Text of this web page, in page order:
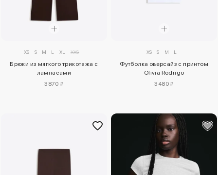
XS S M L XL XXS
Брюки из мягкого трикотажа с
лампасами
3870 ₽
XS S M L
Футболка оверсайз с принтом
Olivia Rodrigo
3480 ₽